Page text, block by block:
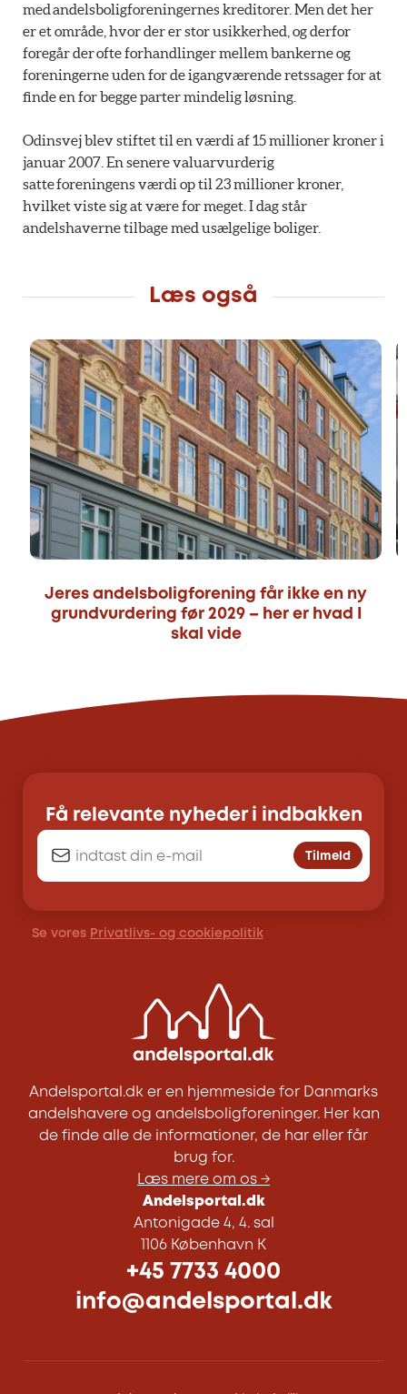
med andelsboligforeningernes kreditorer. Men det her
er et område, hvor der er stor usikkerhed, og derfor
foregår der ofte forhandlinger mellem bankerne og
foreningerne uden for de igangværende retssager for at
finde en for begge parter mindelig løsning.
Odinsvej blev stiftet til en værdi af 15 millioner kroner i
januar 2007. En senere valuarvurderig
satte foreningens værdi op til 23 millioner kroner,
hvilket viste sig at være for meget. I dag står
andelshaverne tilbage med usælgelige boliger.
Læs også
Jeres andelsboligforening får ikke en ny
grundvurdering før 2029 – her er hvad I
skal vide
Få relevante nyheder i indbakken
Tilmeld
Se vores Privatlivs- og cookiepolitik
Andelsportal.dk er en hjemmeside for Danmarks
andelshavere og andelsboligforeninger. Her kan
de finde alle de informationer, de har eller får
brug for.
Læs mere om os →
Andelsportal.dk
Antonigade 4, 4. sal
1106 København K
+45 7733 4000
info@andelsportal.dk